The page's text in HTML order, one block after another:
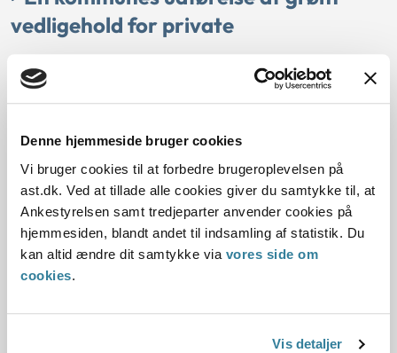
Denne hjemmeside bruger cookies
Vi bruger cookies til at forbedre brugeroplevelsen på
ast.dk. Ved at tillade alle cookies giver du samtykke til, at
Ankestyrelsen samt tredjeparter anvender cookies på
hjemmesiden, blandt andet til indsamling af statistik. Du
kan altid ændre dit samtykke via vores side om
cookies.
Vis detaljer
vedligehold for private
04-11-2025
Kommunalfuldmagten og myndighedsfuldmagten
Overskudskapacitet
Ankestyrelsen
Brønderslev Kommune havde indgået tre kontrakter om
grønt vedligehold for to foreninger og kommunens eget
forsyningsselskab.
Ankestyrelsen vurderede, at kommunen på det
foreliggende grundlag ikke med hjemmel i
kommunalfuldmagtsreglerne kunne sælge tjenesteydelser i